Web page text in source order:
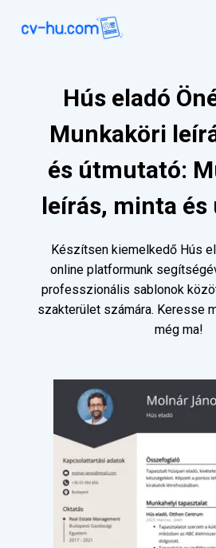
Hús eladó
Munkaköri
és útmutató:
leírás, minta
Készítsen kiemelkedő Hús
online platformunk
professzionális sablonok
szakterület számára. Keresse
még ma!